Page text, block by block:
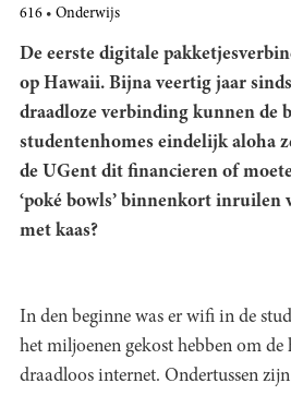
616 Onderwijs
De eerste digitale
op Hawaii. Bijna veertig jaar
draadloze verbinding kunnen de
studentenhomes eindelijk aloha
de UGent dit financieren of
‘poké bowls’ binnenkort inruilen
met kaas?
In den beginne was er wifi in de
het miljoenen gekost hebben om de
draadloos internet. Ondertussen